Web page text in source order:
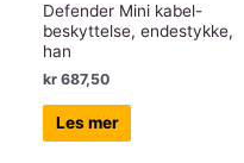
Defender Mini kabel-
beskyttelse, endestykke,
han
kr 687,50
Les mer